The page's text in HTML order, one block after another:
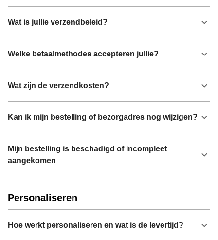
Wat is jullie verzendbeleid?
Welke betaalmethodes accepteren jullie?
Wat zijn de verzendkosten?
Kan ik mijn bestelling of bezorgadres nog wijzigen?
Mijn bestelling is beschadigd of incompleet
aangekomen
Personaliseren
Hoe werkt personaliseren en wat is de levertijd?